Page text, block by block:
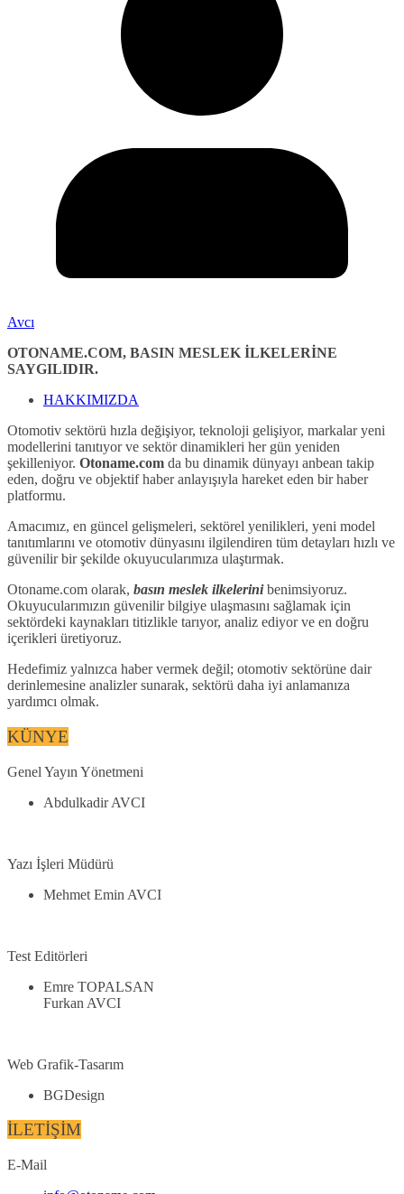
Avcı
OTONAME.COM, BASIN MESLEK İLKELERİNE
SAYGILIDIR.
HAKKIMIZDA
Otomotiv sektörü hızla değişiyor, teknoloji gelişiyor, markalar yeni
modellerini tanıtıyor ve sektör dinamikleri her gün yeniden
şekilleniyor. Otoname.com da bu dinamik dünyayı anbean takip
eden, doğru ve objektif haber anlayışıyla hareket eden bir haber
platformu.
Amacımız, en güncel gelişmeleri, sektörel yenilikleri, yeni model
tanıtımlarını ve otomotiv dünyasını ilgilendiren tüm detayları hızlı ve
güvenilir bir şekilde okuyucularımıza ulaştırmak.
Otoname.com olarak, basın meslek ilkelerinibenimsiyoruz.
Okuyucularımızın güvenilir bilgiye ulaşmasını sağlamak için
sektördeki kaynakları titizlikle tarıyor, analiz ediyor ve en doğru
içerikleri üretiyoruz.
Hedefimiz yalnızca haber vermek değil; otomotiv sektörüne dair
derinlemesine analizler sunarak, sektörü daha iyi anlamanıza
yardımcı olmak.
KÜNYE
Genel Yayın Yönetmeni
Abdulkadir AVCI
Yazı İşleri Müdürü
Mehmet Emin AVCI
Test Editörleri
Emre TOPALSAN
Furkan AVCI
Web Grafik-Tasarım
BGDesign
İLETİŞİM
E-Mail